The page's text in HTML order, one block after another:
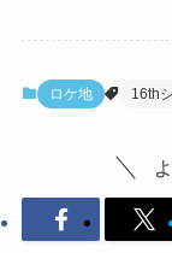
ロケ地 16th